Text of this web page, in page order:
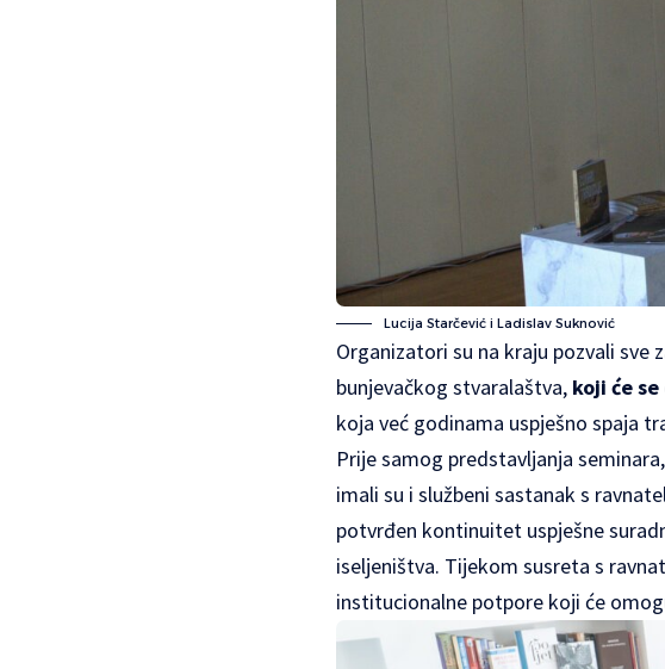
Lucija Starčević i Ladislav Suknović
Organizatori su na kraju pozvali sve
bunjevačkog stvaralaštva, koji će
koja već godinama uspješno spaja
Prije samog predstavljanja
imali su i službeni sastanak s
potvrđen kontinuitet uspješne
iseljeništva. Tijekom susreta s
institucionalne potpore koji će